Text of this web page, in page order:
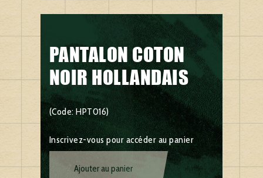
PANTALON COTON
NOIR HOLLANDAIS
(Code: HPT016)
Inscrivez-vous pour accéder au panier
Ajouter au panier